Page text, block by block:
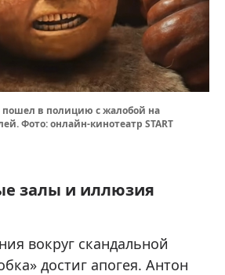
пошел в полицию с жалобой на
Фото: онлайн-кинотеатр START
залы и иллюзия
вокруг скандальной
достиг апогея. Антон